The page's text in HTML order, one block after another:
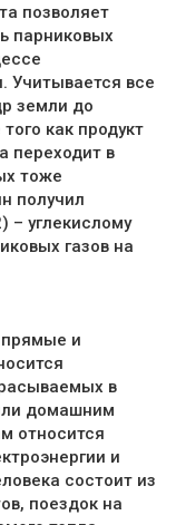
позволяет
парниковых
Учитывается все
земли до
как продукт
переходит в
тоже
получил
– углекислому
газов на
прямые и
в
домашним
относится
и
состоит из
поездок на